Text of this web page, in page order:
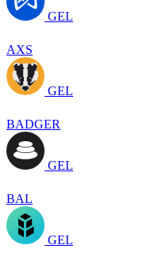
GEL
AXS
GEL
BADGER
GEL
BAL
GEL